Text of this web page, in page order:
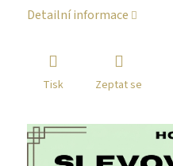
Detailní informace
Tisk Zeptat se